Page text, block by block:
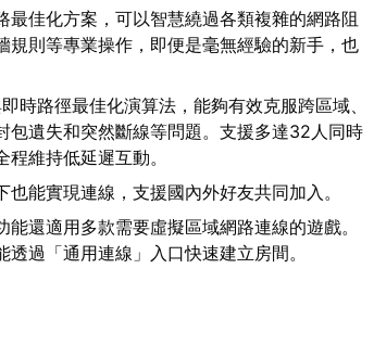
最佳化方案，可以智慧繞過各類複雜的網路阻
則等專業操作，即便是毫無經驗的新手，也
時路徑最佳化演算法，能夠有效克服跨區域、
包遺失和突然斷線等問題。支援多達32人同時
維持低延遲互動。
也能實現連線，支援國內外好友共同加入。
能還適用多款需要虛擬區域網路連線的遊戲。
過「通用連線」入口快速建立房間。